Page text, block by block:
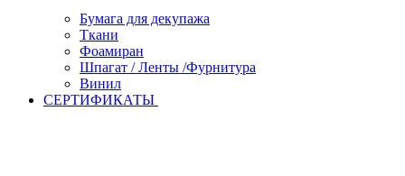
Бумага для декупажа
Ткани
Фоамиран
Шпагат / Ленты /Фурнитура
Винил
СЕРТИФИКАТЫ